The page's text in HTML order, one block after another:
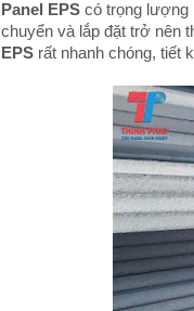
Panel EPS có trọng lượng
chuyển và lắp đặt trở nên
EPS rất nhanh chóng, tiết